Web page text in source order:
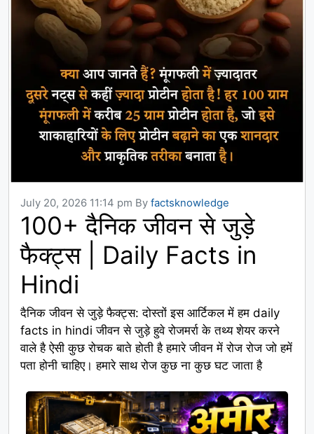
July 20, 2026 11:14 pm By factsknowledge
100+ दैनिक जीवन से जुड़े
फैक्ट्स | Daily Facts in
Hindi
दैनिक जीवन से जुड़े फैक्ट्स: दोस्तों इस आर्टिकल में हम daily
facts in hindi जीवन से जुड़े हुवे रोजमर्रा के तथ्य शेयर करने
वाले है ऐसी कुछ रोचक बाते होती है हमारे जीवन में रोज रोज जो हमें
पता होनी चाहिए। हमारे साथ रोज कुछ ना कुछ घट जाता है